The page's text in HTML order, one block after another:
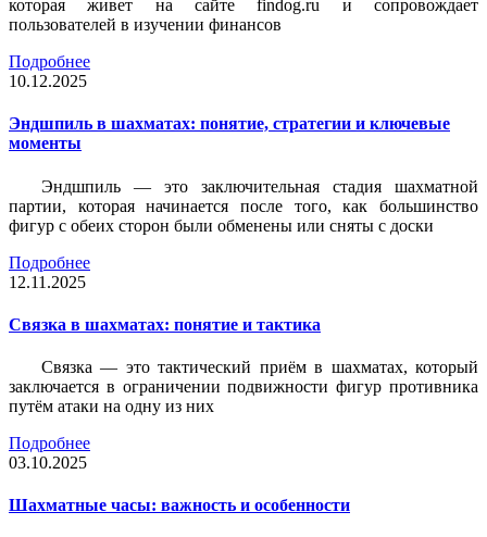
которая живет на сайте findog.ru и сопровождает
пользователей в изучении финансов
Подробнее
10.12.2025
Эндшпиль в шахматах: понятие, стратегии и ключевые
моменты
Эндшпиль — это заключительная стадия шахматной
партии, которая начинается после того, как большинство
фигур с обеих сторон были обменены или сняты с доски
Подробнее
12.11.2025
Связка в шахматах: понятие и тактика
Связка — это тактический приём в шахматах, который
заключается в ограничении подвижности фигур противника
путём атаки на одну из них
Подробнее
03.10.2025
Шахматные часы: важность и особенности